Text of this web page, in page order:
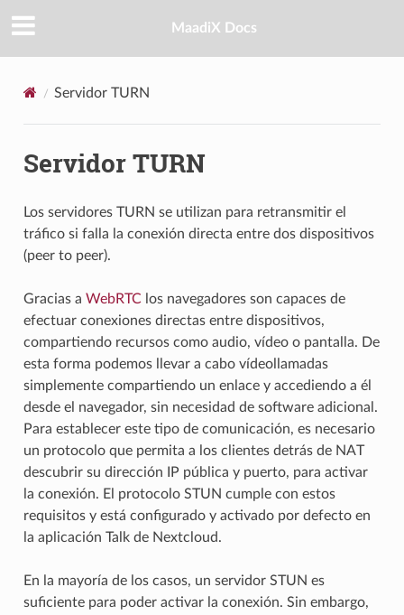
MaadiX Docs
Servidor TURN
Servidor TURN
Los servidores TURN se utilizan para retransmitir el
tráfico si falla la conexión directa entre dos dispositivos
(peer to peer).
Gracias a WebRTClos navegadores son capaces de
efectuar conexiones directas entre dispositivos,
compartiendo recursos como audio, vídeo o pantalla. De
esta forma podemos llevar a cabo vídeollamadas
simplemente compartiendo un enlace y accediendo a él
desde el navegador, sin necesidad de software adicional.
Para establecer este tipo de comunicación, es necesario
un protocolo que permita a los clientes detrás de NAT
descubrir su dirección IP pública y puerto, para activar
la conexión. El protocolo STUN cumple con estos
requisitos y está configurado y activado por defecto en
la aplicación Talk de Nextcloud.
En la mayoría de los casos, un servidor STUN es
suficiente para poder activar la conexión. Sin embargo,